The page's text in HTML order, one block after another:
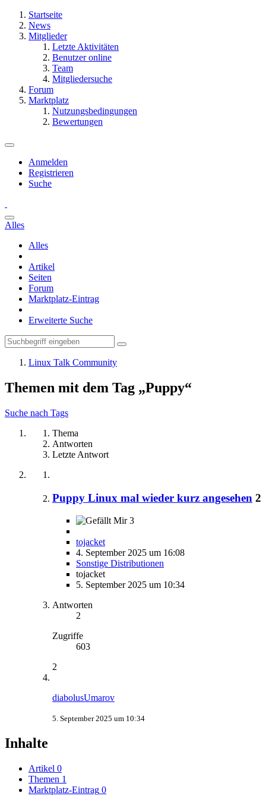
Startseite
News
Mitglieder
Letzte Aktivitäten
Benutzer online
Team
Mitgliedersuche
Forum
Marktplatz
Nutzungsbedingungen
Bewertungen
Anmelden
Registrieren
Suche
Alles
Alles
Artikel
Seiten
Forum
Marktplatz-Eintrag
Erweiterte Suche
Linux Talk Community
Themen mit dem Tag „Puppy“
Suche nach Tags
Thema
Antworten
Letzte Antwort
Puppy Linux mal wieder kurz angesehen 2
3
tojacket
4. September 2025 um 16:08
Sonstige Distributionen
tojacket
5. September 2025 um 10:34
Antworten
2
Zugriffe
603
2
diabolusUmarov
5. September 2025 um 10:34
Inhalte
Artikel 0
Themen 1
Marktplatz-Eintrag 0